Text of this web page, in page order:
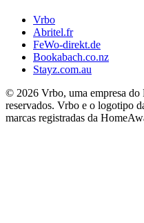
Vrbo
Abritel.fr
FeWo-direkt.de
Bookabach.co.nz
Stayz.com.au
© 2026 Vrbo, uma empresa
reservados. Vrbo e o logotipo
marcas registradas da